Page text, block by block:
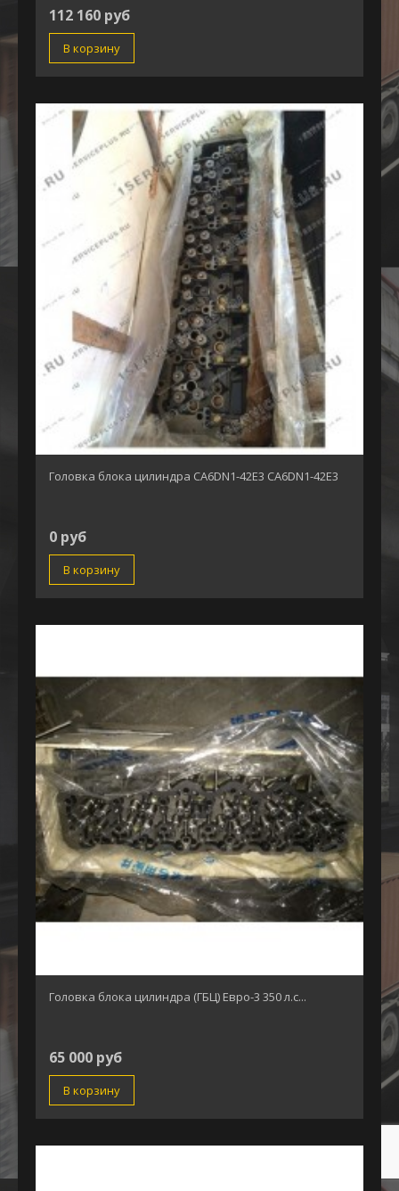
112 160 руб
В корзину
Головка блока цилиндра CA6DN1-42E3 CA6DN1-42E3
0 руб
В корзину
Головка блока цилиндра (ГБЦ) Евро-3 350 л.с...
65 000 руб
В корзину